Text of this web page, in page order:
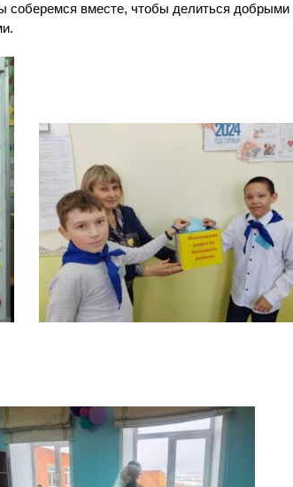
соберемся вместе, чтобы делиться добрыми